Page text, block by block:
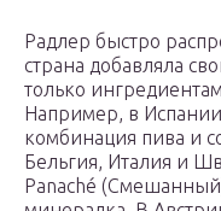
Радлер быстро
страна добавляла
только
Например, в
комбинация пива и
Бельгия, Италия и
Panaché